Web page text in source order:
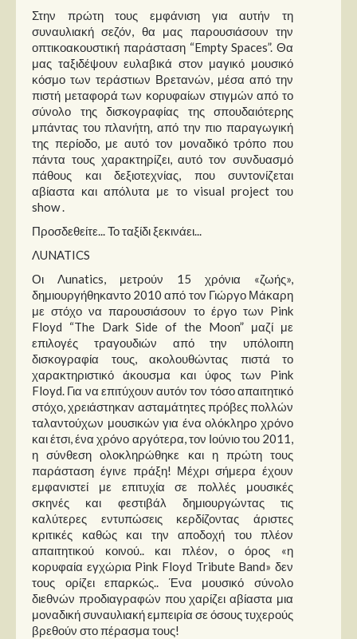
Στην πρώτη τους εμφάνιση για αυτήν τη
συναυλιακή σεζόν, θα μας παρουσιάσουν την
οπτικοακουστική παράσταση “Empty Spaces”. Θα
μας ταξιδέψουν ευλαβικά στον μαγικό μουσικό
κόσμο των τεράστιων Βρετανών, μέσα από την
πιστή μεταφορά των κορυφαίων στιγμών από το
σύνολο της δισκογραφίας της σπουδαιότερης
μπάντας του πλανήτη, από την πιο παραγωγική
της περίοδο, με αυτό τον μοναδικό τρόπο που
πάντα τους χαρακτηρίζει, αυτό τον συνδυασμό
πάθους και δεξιοτεχνίας, που συντονίζεται
αβίαστα και απόλυτα με το visual project του
show .
Προσδεθείτε... Το ταξίδι ξεκινάει...
ΛUNATICS
Οι Λunatics, μετρούν 15 χρόνια «ζωής»,
δημιουργήθηκαντο 2010 από τον Γιώργο Μάκαρη
με στόχο να παρουσιάσουν το έργο των Pink
Floyd “The Dark Side of the Moon” μαζί με
επιλογές τραγουδιών από την υπόλοιπη
δισκογραφία τους, ακολουθώντας πιστά το
χαρακτηριστικό άκουσμα και ύφος των Pink
Floyd. Για να επιτύχουν αυτόν τον τόσο απαιτητικό
στόχο, χρειάστηκαν ασταμάτητες πρόβες πολλών
ταλαντούχων μουσικών για ένα ολόκληρο χρόνο
και έτσι, ένα χρόνο αργότερα, τον Ιούνιο του 2011,
η σύνθεση ολοκληρώθηκε και η πρώτη τους
παράσταση έγινε πράξη! Μέχρι σήμερα έχουν
εμφανιστεί με επιτυχία σε πολλές μουσικές
σκηνές και φεστιβάλ δημιουργώντας τις
καλύτερες εντυπώσεις κερδίζοντας άριστες
κριτικές καθώς και την αποδοχή του πλέον
απαιτητικού κοινού.. και πλέον, ο όρος «η
κορυφαία εγχώρια Pink Floyd Tribute Band» δεν
τους ορίζει επαρκώς.. Ένα μουσικό σύνολο
διεθνών προδιαγραφών που χαρίζει αβίαστα μια
μοναδική συναυλιακή εμπειρία σε όσους τυχερούς
βρεθούν στο πέρασμα τους!